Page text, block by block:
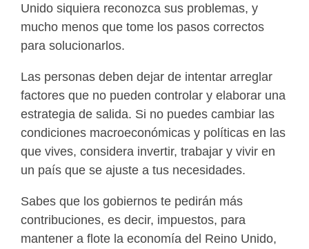
Unido siquiera reconozca sus problemas, y
mucho menos que tome los pasos correctos
para solucionarlos.
Las personas deben dejar de intentar arreglar
factores que no pueden controlar y elaborar una
estrategia de salida. Si no puedes cambiar las
condiciones macroeconómicas y políticas en las
que vives, considera invertir, trabajar y vivir en
un país que se ajuste a tus necesidades.
Sabes que los gobiernos te pedirán más
contribuciones, es decir, impuestos, para
mantener a flote la economía del Reino Unido,